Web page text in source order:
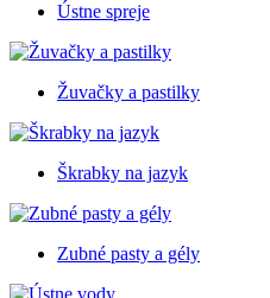
Ústne spreje
Žuvačky a pastilky
Škrabky na jazyk
Zubné pasty a gély